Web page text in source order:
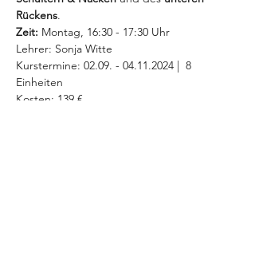
Rückens.
Zeit: Montag, 16:30 - 17:30 Uhr
Lehrer: Sonja Witte
Kurstermine: 02.09. - 04.11.2024 |  8
Einheiten
Kosten: 139 €